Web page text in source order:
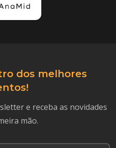
dos melhores
e receba as novidades
mão.